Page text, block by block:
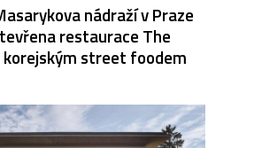
nádraží v Praze
restaurace The
korejským street foodem